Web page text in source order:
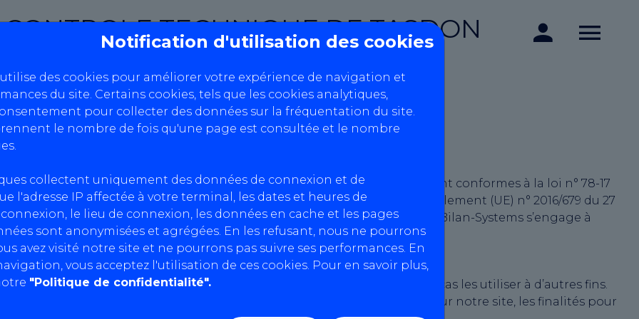
Notification d'utilisation des cookies
des cookies pour améliorer votre expérience de navigation et
du site. Certains cookies, tels que les cookies analytiques,
pour collecter des données sur la fréquentation du site.
le nombre de fois qu'une page est consultée et le nombre
collectent uniquement des données de connexion et de
l'adresse IP affectée à votre terminal, les dates et heures de
le lieu de connexion, les données en cache et les pages
sont anonymisées et agrégées. En les refusant, nous ne pourrons
avez visité notre site et ne pourrons pas suivre ses performances. En
vous acceptez l'utilisation de ces cookies. Pour en savoir plus,
"Politique de confidentialité".
CONTROLE TECHNIQUE DE TASDON
le traitement de vos données personnelles effectués à partir du site soient conformes à la loi n° 78-17
aux fichiers et aux libertés (dite « Loi Informatique et Libertés ») et du Règlement (UE) n° 2016/679 du 27
données » (ou « RGDP »). Cette politique décrit la manière dont AutoBilan-Systems s’engage à
?
dans le strict respect de ces finalités, et n’entend en aucun cas les utiliser à d’autres fins.
portées à votre connaissance et restent strictement confidentielles. Sur notre site, les finalités pour